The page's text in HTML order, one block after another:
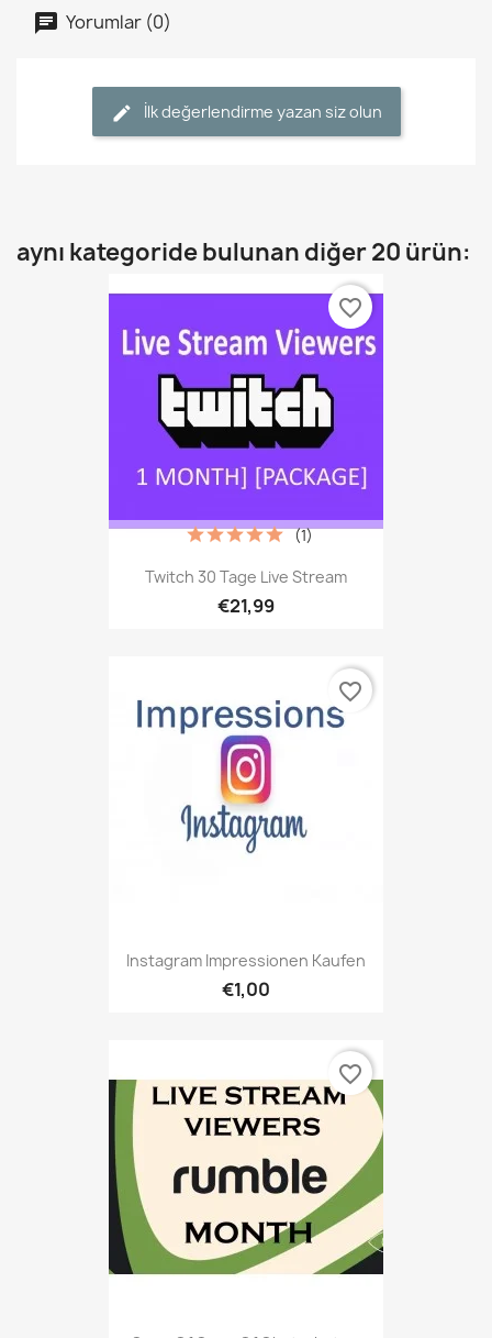
Yorumlar (0)
İlk değerlendirme yazan siz olun
aynı kategoride bulunan diğer 20 ürün:
Twitch 30 Tage Live Stream
€21,99
(1)
favorite_border
Instagram Impressionen Kaufen
€1,00
favorite_border
favorite_border